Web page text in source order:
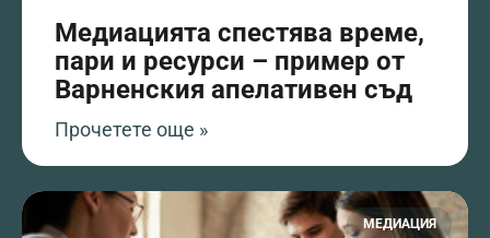
Медиацията спестява време,
пари и ресурси – пример от
Варненския апелативен съд
Прочетете още »
МЕДИАЦИЯ